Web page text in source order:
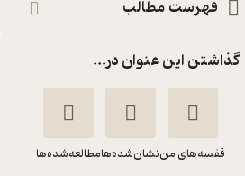
فهرست مطالب
گذاشتن این عنوان در...
قفسه‌های من نشان‌شده‌هامطالعه‌شده‌ها